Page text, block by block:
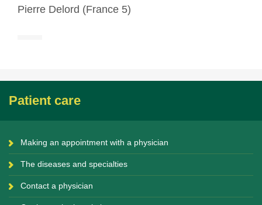
Pierre Delord (France 5)
Patient care
Making an appointment with a physician
The diseases and specialties
Contact a physician